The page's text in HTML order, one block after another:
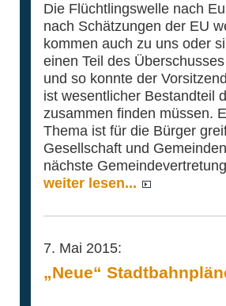
Die Flüchtlingswelle nach
nach Schätzungen der EU
kommen auch zu uns oder
einen Teil des
und so konnte der
ist wesentlicher Bestandteil
zusammen finden müssen.
Thema ist für die Bürger
Gesellschaft und
nächste
weiter lesen...
7. Mai 2015:
„Neue“